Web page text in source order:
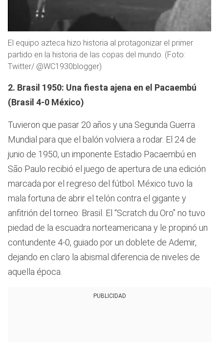
El equipo azteca hizo historia al protagonizar el primer
partido en la historia de las copas del mundo. (Foto:
Twitter/ @WC1930blogger)
2. Brasil 1950: Una fiesta ajena en el Pacaembú
(Brasil 4-0 México)
Tuvieron que pasar 20 años y una Segunda Guerra
Mundial para que el balón volviera a rodar. El 24 de
junio de 1950, un imponente Estadio Pacaembú en
São Paulo recibió el juego de apertura de una edición
marcada por el regreso del fútbol. México tuvo la
mala fortuna de abrir el telón contra el gigante y
anfitrión del torneo: Brasil. El “Scratch du Oro” no tuvo
piedad de la escuadra norteamericana y le propinó un
contundente 4-0, guiado por un doblete de Ademir,
dejando en claro la abismal diferencia de niveles de
aquella época.
PUBLICIDAD